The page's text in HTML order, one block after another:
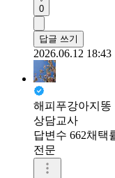
0
답글 쓰기
2026.06.12 18:43
해피푸강아지똥
상담교사
답변수 662채택
전문